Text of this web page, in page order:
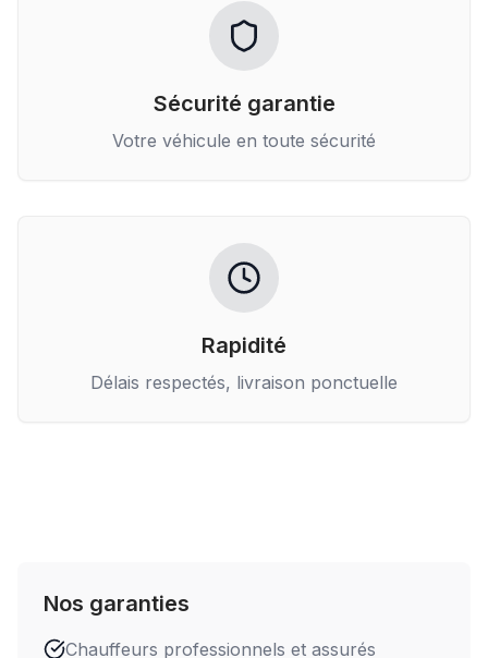
Sécurité garantie
Votre véhicule en toute sécurité
Rapidité
Délais respectés, livraison ponctuelle
Nos garanties
Chauffeurs professionnels et assurés